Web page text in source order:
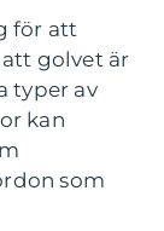
för att
golvet är
typer av
kan
som